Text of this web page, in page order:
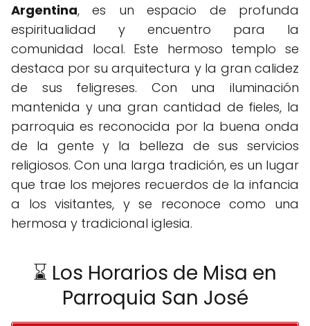
Argentina, es un espacio de profunda
espiritualidad y encuentro para la
comunidad local. Este hermoso templo se
destaca por su arquitectura y la gran calidez
de sus feligreses. Con una iluminación
mantenida y una gran cantidad de fieles, la
parroquia es reconocida por la buena onda
de la gente y la belleza de sus servicios
religiosos. Con una larga tradición, es un lugar
que trae los mejores recuerdos de la infancia
a los visitantes, y se reconoce como una
hermosa y tradicional iglesia.
⌛ Los Horarios de Misa en
Parroquia San José